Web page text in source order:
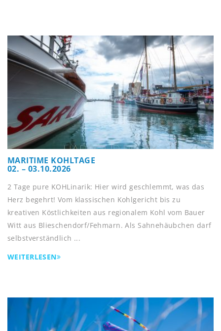
MARITIME KOHLTAGE
02. – 03.10.2026
2 Tage pure KOHLinarik: Hier wird geschlemmt, was das
Herz begehrt! Vom klassischen Kohlgericht bis zu
kreativen Köstlichkeiten aus regionalem Kohl vom Bauer
Witt aus Blieschendorf/Fehmarn. Als Sahnehäubchen darf
selbstverständlich ...
WEITERLESEN